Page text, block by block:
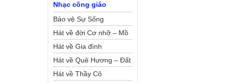
Nhạc công giáo
Bảo vệ Sự Sống
Hát về đời Cơ nhỡ – Mồ
côi
Hát về Gia đình
Hát về Quê Hương – Đất
Nước
Hát về Thầy Cô